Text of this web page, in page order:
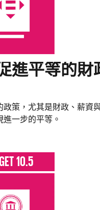
進平等的財
政策，尤其是財政、薪資
進一步的平等。
10.5